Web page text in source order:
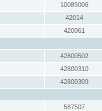
10089006
42014
420061
42800502
42800310
42800309
587507